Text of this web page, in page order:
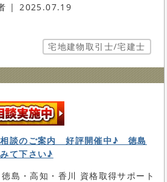
2025.07.19
宅地建物取引士/宅建士
談のご案内 好評開催中♪ 徳島
て下さい♪
島・高知・香川 資格取得サポート